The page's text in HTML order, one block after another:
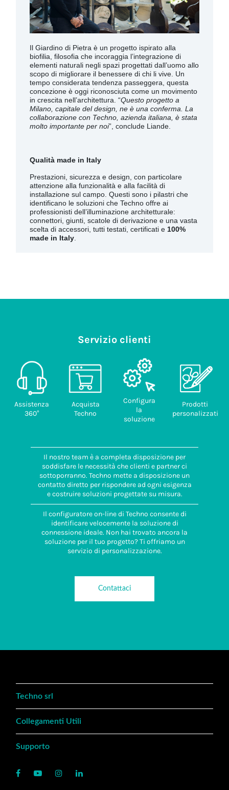
Il Giardino di Pietra è un progetto ispirato alla
biofilia, filosofia che incoraggia l’integrazione di
elementi naturali negli spazi progettati dall’uomo allo
scopo di migliorare il benessere di chi li vive. Un
tempo considerata tendenza passeggera, questa
concezione è oggi riconosciuta come un movimento
in crescita nell’architettura. “Questo progetto a
Milano, capitale del design, ne è una conferma. La
collaborazione con Techno, azienda italiana, è stata
molto importante per noi”, conclude Liande.
Qualità made in Italy
Prestazioni, sicurezza e design, con particolare
attenzione alla funzionalità e alla facilità di
installazione sul campo. Questi sono i pilastri che
identificano le soluzioni che Techno offre ai
professionisti dell’illuminazione architetturale:
connettori, giunti, scatole di derivazione e una vasta
scelta di accessori, tutti testati, certificati e 100%
made in Italy
Servizio clienti
Assistenza
360°
Acquista
Techno
Configura
la
soluzione
Prodotti
personalizzati
Il nostro team è a completa disposizione per
soddisfare le necessità che clienti e partner ci
sottoporranno. Techno mette a disposizione un
contatto diretto per rispondere ad ogni esigenza
e costruire soluzioni progettate su misura.
Il configuratore on-line di Techno consente di
identificare velocemente la soluzione di
connessione ideale. Non hai trovato ancora la
soluzione per il tuo progetto? Ti offriamo un
servizio di personalizzazione.
Contattaci
Techno srl
Collegamenti Utili
Supporto